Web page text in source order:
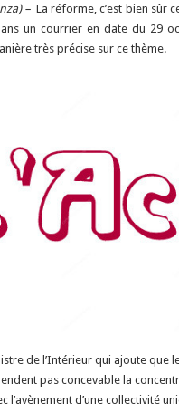
– La réforme, c’est bien sûr
un courrier en date du 29
très précise sur ce thème.
de l’Intérieur qui ajoute que
pas concevable la
l’avènement d’une collectivité